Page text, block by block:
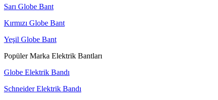
Sarı Globe Bant
Kırmızı Globe Bant
Yeşil Globe Bant
Popüler Marka Elektrik Bantları
Globe Elektrik Bandı
Schneider Elektrik Bandı